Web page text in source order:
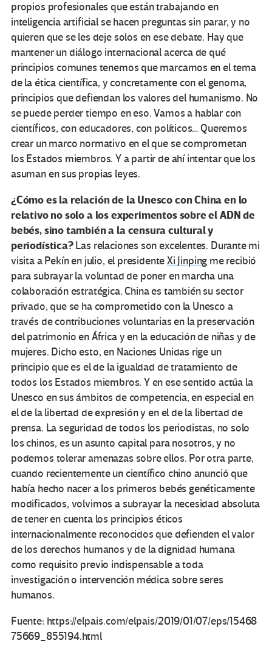
propios profesionales que están trabajando en
inteligencia artificial se hacen preguntas sin parar, y no
quieren que se les deje solos en ese debate. Hay que
mantener un diálogo internacional acerca de qué
principios comunes tenemos que marcarnos en el tema
de la ética científica, y concretamente con el genoma,
principios que defiendan los valores del humanismo. No
se puede perder tiempo en eso. Vamos a hablar con
científicos, con educadores, con políticos… Queremos
crear un marco normativo en el que se comprometan
los Estados miembros. Y a partir de ahí intentar que los
asuman en sus propias leyes.
¿Cómo es la relación de la Unesco con China en lo
relativo no solo a los experimentos sobre el ADN de
bebés, sino también a la censura cultural y
periodística?Las relaciones son excelentes. Durante mi
visita a Pekín en julio, el presidenteXi Jinping me recibió
para subrayar la voluntad de poner en marcha una
colaboración estratégica. China es también su sector
privado, que se ha comprometido con la Unesco a
través de contribuciones voluntarias en la preservación
del patrimonio en África y en la educación de niñas y de
mujeres. Dicho esto, en Naciones Unidas rige un
principio que es el de la igualdad de tratamiento de
todos los Estados miembros. Y en ese sentido actúa la
Unesco en sus ámbitos de competencia, en especial en
el de la libertad de expresión y en el de la libertad de
prensa. La seguridad de todos los periodistas, no solo
los chinos, es un asunto capital para nosotros, y no
podemos tolerar amenazas sobre ellos. Por otra parte,
cuando recientemente un científico chino anunció que
había hecho nacer a los primeros bebés genéticamente
modificados, volvimos a subrayar la necesidad absoluta
de tener en cuenta los principios éticos
internacionalmente reconocidos que defienden el valor
de los derechos humanos y de la dignidad humana
como requisito previo indispensable a toda
investigación o intervención médica sobre seres
humanos.
Fuente: https://elpais.com/elpais/2019/01/07/eps/15468
75669_855194.html